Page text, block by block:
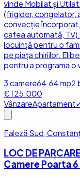
vinde Mobilat și
(frigider, congelator,
convecție
cafea automată,
locuință pentru o
pe piața chiriilor.
pentru a programa o
3camere64.64mp2
€ 125.000
VânzareApartament
Faleză Sud,
LOC DE
Camere Poarta